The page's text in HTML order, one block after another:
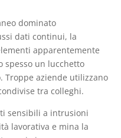
dominato
dati continui, la
apparentemente
spesso un lucchetto
Troppe aziende utilizzano
tra colleghi.
sensibili a intrusioni
lavorativa e mina la